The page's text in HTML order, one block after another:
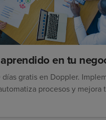
en tu
gratis en Doppler.
procesos y mejora